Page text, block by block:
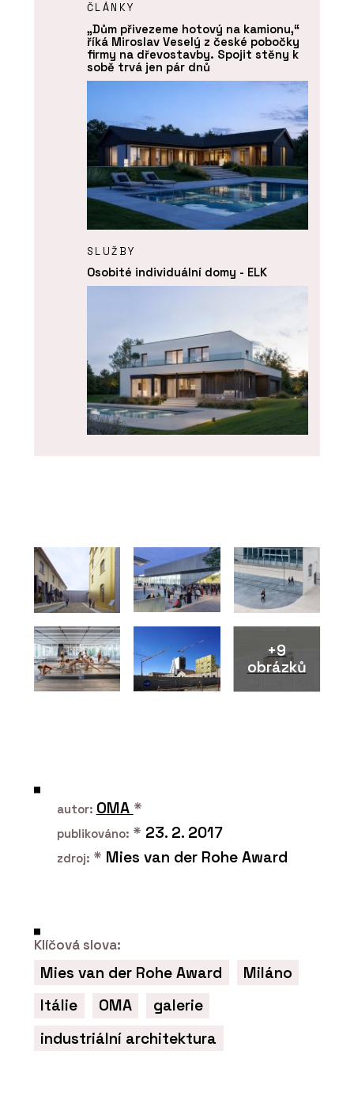
ČLÁNKY
„Dům přivezeme hotový na kamionu,“
říká Miroslav Veselý z české pobočky
firmy na dřevostavby. Spojit stěny k
sobě trvá jen pár dnů
SLUŽBY
Osobité individuální domy - ELK
+9
obrázků
autor: OMA *
publikováno: * 23. 2. 2017
zdroj: * Mies van der Rohe Award
Klíčová slova:
Mies van der Rohe Award
Miláno
Itálie
OMA
galerie
industriální architektura